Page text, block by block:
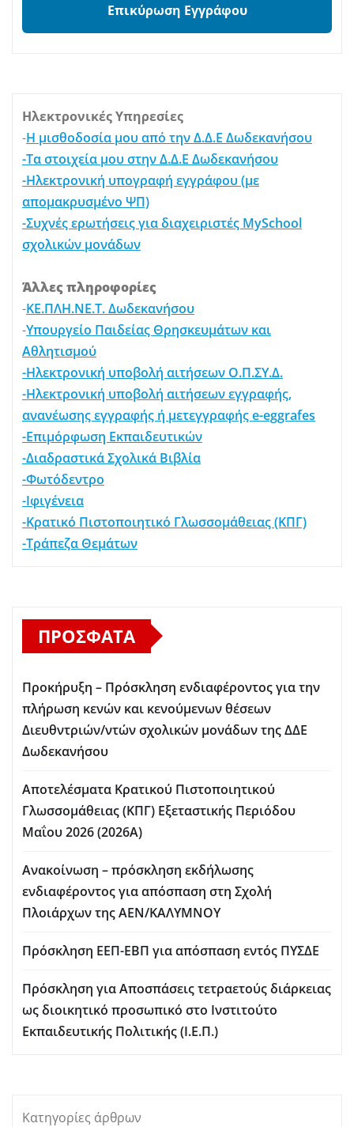
Επικύρωση Εγγράφου
Ηλεκτρονικές Υπηρεσίες
-Η μισθοδοσία μου από την Δ.Δ.Ε Δωδεκανήσου
-Τα στοιχεία μου στην Δ.Δ.Ε Δωδεκανήσου
-Ηλεκτρονική υπογραφή εγγράφου (με
απομακρυσμένο ΨΠ)
-Συχνές ερωτήσεις για διαχειριστές MySchool
σχολικών μονάδων
Άλλες πληροφορίες
-ΚΕ.ΠΛΗ.ΝΕ.Τ. Δωδεκανήσου
-Υπουργείο Παιδείας Θρησκευμάτων και
Αθλητισμού
-Ηλεκτρονική υποβολή αιτήσεων Ο.Π.ΣΥ.Δ.
-Ηλεκτρονική υποβολή αιτήσεων εγγραφής,
ανανέωσης εγγραφής ή μετεγγραφής e-eggrafes
-Επιμόρφωση Εκπαιδευτικών
-Διαδραστικά Σχολικά Βιβλία
-Φωτόδεντρο
-Ιφιγένεια
-Κρατικό Πιστοποιητικό Γλωσσομάθειας (ΚΠΓ)
-Τράπεζα Θεμάτων
ΠΡΌΣΦΑΤΑ
Προκήρυξη – Πρόσκληση ενδιαφέροντος για την
πλήρωση κενών και κενούμενων θέσεων
Διευθντριών/ντών σχολικών μονάδων της ΔΔΕ
Δωδεκανήσου
Αποτελέσματα Κρατικού Πιστοποιητικού
Γλωσσομάθειας (ΚΠΓ) Εξεταστικής Περιόδου
Μαΐου 2026 (2026Α)
Ανακοίνωση – πρόσκληση εκδήλωσης
ενδιαφέροντος για απόσπαση στη Σχολή
Πλοιάρχων της ΑΕΝ/ΚΑΛΥΜΝΟΥ
Πρόσκληση ΕΕΠ-ΕΒΠ για απόσπαση εντός ΠΥΣΔΕ
Πρόσκληση για Aποσπάσεις τετραετούς διάρκειας
ως διοικητικό προσωπικό στο Ινστιτούτο
Εκπαιδευτικής Πολιτικής (Ι.Ε.Π.)
Κατηγορίες άρθρων